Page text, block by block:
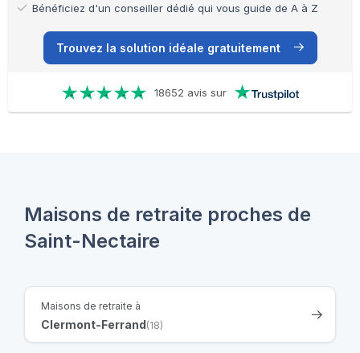
Bénéficiez d'un conseiller dédié qui vous guide de A à Z
Trouvez la solution idéale gratuitement
18652 avis sur
Maisons de retraite proches de
Saint-Nectaire
Maisons de retraite à
Clermont-Ferrand(18)